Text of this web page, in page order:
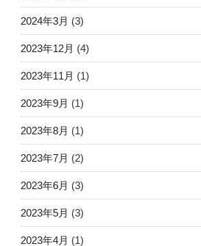
2024年3月 (3)
2023年12月 (4)
2023年11月 (1)
2023年9月 (1)
2023年8月 (1)
2023年7月 (2)
2023年6月 (3)
2023年5月 (3)
2023年4月 (1)